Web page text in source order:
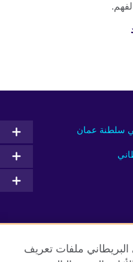
سلطنة عمان
Facebookملفات تعريف